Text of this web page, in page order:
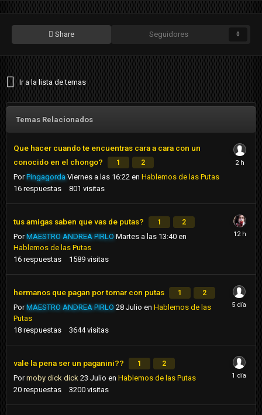
Share Seguidores 0
Ir a la lista de temas
Temas Relacionados
Que hacer cuando te encuentras cara a cara con un
conocido en el chongo?
1 2
PorPingagorda Viernes a las 16:22 en Hablemos de las Putas
16 respuestas 801 visitas
tus amigas saben que vas de putas? 1 2
PorMAESTRO ANDREA PIRLO Martes a las 13:40 en
Hablemos de las Putas
16 respuestas 1589 visitas
hermanos que pagan por tomar con putas 1 2
PorMAESTRO ANDREA PIRLO 28 Julio en Hablemos de las
Putas
18 respuestas 3644 visitas
vale la pena ser un paganini?? 1 2
Pormoby dick dick 23 Julio en Hablemos de las Putas
20 respuestas 3200 visitas